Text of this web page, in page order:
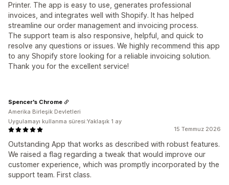
Printer. The app is easy to use, generates professional
invoices, and integrates well with Shopify. It has helped
streamline our order management and invoicing process.
The support team is also responsive, helpful, and quick to
resolve any questions or issues. We highly recommend this app
to any Shopify store looking for a reliable invoicing solution.
Thank you for the excellent service!
15 Temmuz 2026
Outstanding App that works as described with robust features.
We raised a flag regarding a tweak that would improve our
customer experience, which was promptly incorporated by the
support team. First class.
Spencer's Chrome
Amerika Birleşik Devletleri
Uygulamayı kullanma süresi:Yaklaşık 1 ay